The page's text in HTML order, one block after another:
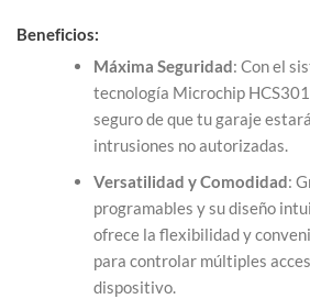
Beneficios:
Máxima Seguridad: Con el
tecnología Microchip
seguro de que tu garaje
intrusiones no autorizadas.
Versatilidad y Comodidad:
programables y su diseño
ofrece la flexibilidad y
para controlar múltiples
dispositivo.